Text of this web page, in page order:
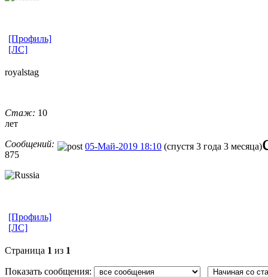
[Профиль]
[ЛС]
royalstag
Стаж: 10
лет
Сообщений:
875
05-Май-2019 18:10 (спустя 3 года 3 месяца)
[Профиль]
[ЛС]
Страница 1 из 1
Показать сообщения: